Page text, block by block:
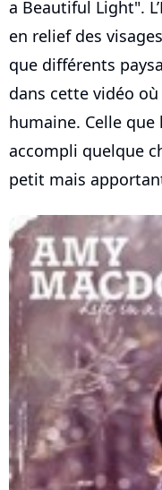
a Beautiful Light".
en relief des
que différents
dans cette vidéo
humaine. Celle
accompli quelque
petit mais